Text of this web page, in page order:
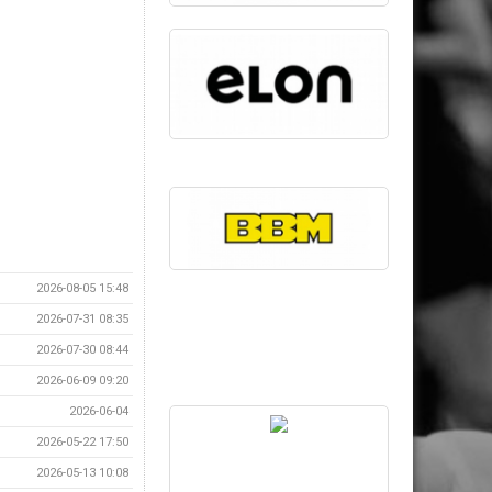
2026-08-05 15:48
2026-07-31 08:35
2026-07-30 08:44
2026-06-09 09:20
2026-06-04
2026-05-22 17:50
2026-05-13 10:08